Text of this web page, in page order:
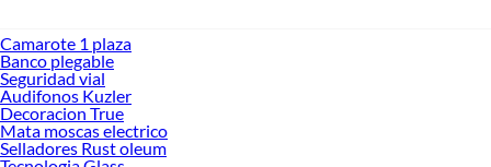
Camarote 1 plaza
Banco plegable
Seguridad vial
Audifonos Kuzler
Decoracion True
Mata moscas electrico
Selladores Rust oleum